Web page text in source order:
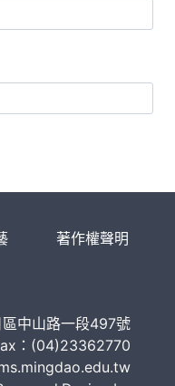
著作權聲明
中山路一段497號
：(04)23362770